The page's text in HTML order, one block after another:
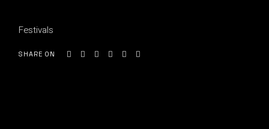
Festivals
SHARE ON